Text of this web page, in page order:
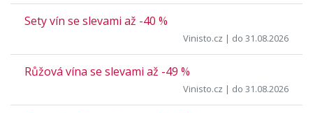
Sety vín se slevami až -40 %
Vinisto.cz | do 31.08.2026
Růžová vína se slevami až -49 %
Vinisto.cz | do 31.08.2026